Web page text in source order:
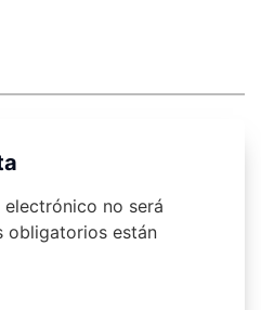
no será
obligatorios están